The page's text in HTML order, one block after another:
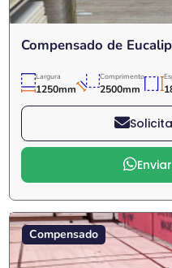
Compensado de
Largura
1250mm
Comprimento
2500mm
Compensado